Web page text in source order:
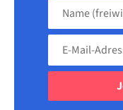
Name
(freiwillig)
Mail-
Adresse